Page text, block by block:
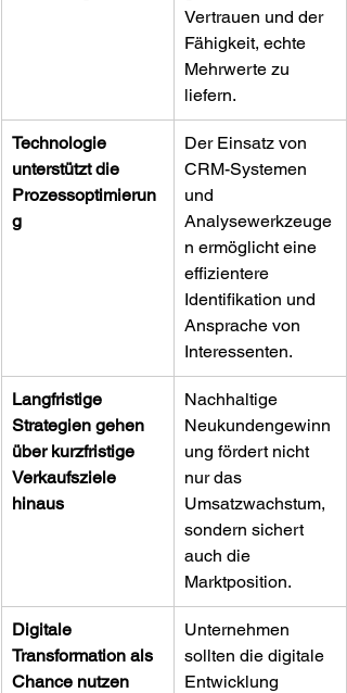
Vertrauen und der
Fähigkeit, echte
Mehrwerte zu
liefern.
Technologie
unterstützt die
Prozessoptimierun
g
Der Einsatz von
CRM-Systemen
und
Analysewerkzeuge
n ermöglicht eine
effizientere
Identifikation und
Ansprache von
Interessenten.
Langfristige
Strategien gehen
über kurzfristige
Verkaufsziele
hinaus
Nachhaltige
Neukundengewinn
ung fördert nicht
nur das
Umsatzwachstum,
sondern sichert
auch die
Marktposition.
Digitale
Transformation als
Chance nutzen
Unternehmen
sollten die digitale
Entwicklung